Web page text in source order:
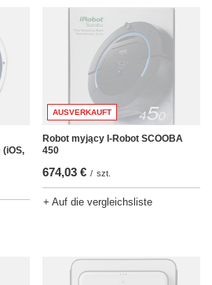
AUSVERKAUFT
Robot myjący I-Robot SCOOBA
450
674,03 € / szt.
+ Auf die vergleichsliste